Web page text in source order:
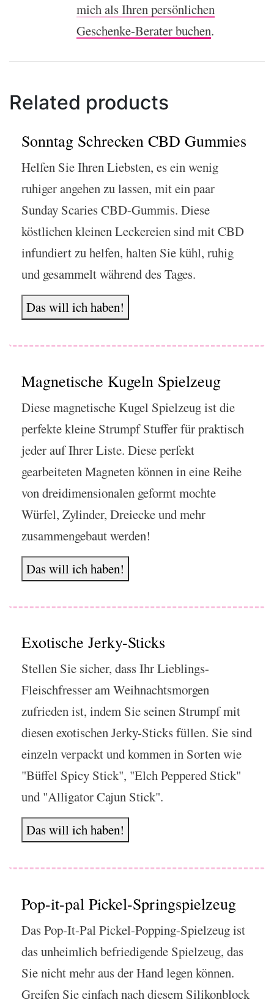
mich als Ihren persönlichen
Geschenke-Berater buchen.
Related products
Sonntag Schrecken CBD Gummies
Helfen Sie Ihren Liebsten, es ein wenig
ruhiger angehen zu lassen, mit ein paar
Sunday Scaries CBD-Gummis. Diese
köstlichen kleinen Leckereien sind mit CBD
infundiert zu helfen, halten Sie kühl, ruhig
und gesammelt während des Tages.
Das will ich haben!
Magnetische Kugeln Spielzeug
Diese magnetische Kugel Spielzeug ist die
perfekte kleine Strumpf Stuffer für praktisch
jeder auf Ihrer Liste. Diese perfekt
gearbeiteten Magneten können in eine Reihe
von dreidimensionalen geformt mochte
Würfel, Zylinder, Dreiecke und mehr
zusammengebaut werden!
Das will ich haben!
Exotische Jerky-Sticks
Stellen Sie sicher, dass Ihr Lieblings-
Fleischfresser am Weihnachtsmorgen
zufrieden ist, indem Sie seinen Strumpf mit
diesen exotischen Jerky-Sticks füllen. Sie sind
einzeln verpackt und kommen in Sorten wie
"Büffel Spicy Stick", "Elch Peppered Stick"
und "Alligator Cajun Stick".
Das will ich haben!
Pop-it-pal Pickel-Springspielzeug
Das Pop-It-Pal Pickel-Popping-Spielzeug ist
das unheimlich befriedigende Spielzeug, das
Sie nicht mehr aus der Hand legen können.
Greifen Sie einfach nach diesem Silikonblock